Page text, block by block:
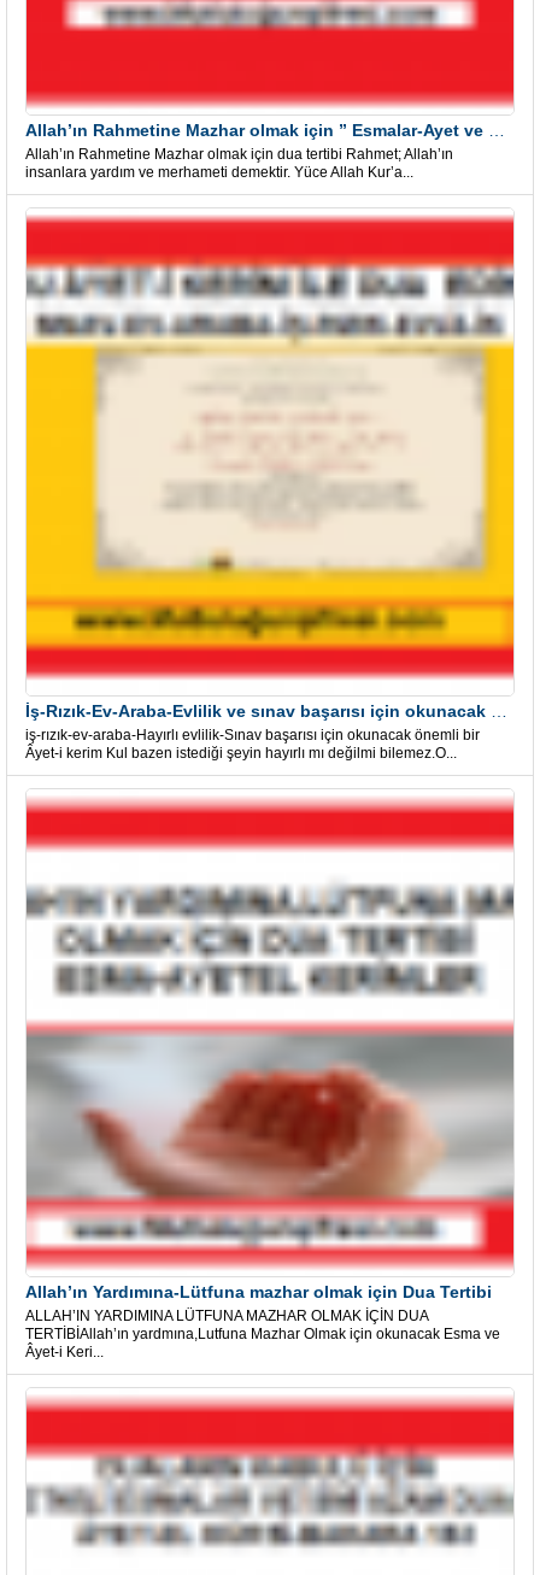
Allah’ın Rahmetine Mazhar olmak için dua tertibi Rahmet; Allah’ın
insanlara yardım ve merhameti demektir. Yüce Allah Kur’a...
iş-rızık-ev-araba-Hayırlı evlilik-Sınav başarısı için okunacak önemli bir
Âyet-i kerim Kul bazen istediği şeyin hayırlı mı değilmi bilemez.O...
Allah’ın Yardımına-Lütfuna mazhar olmak için Dua Tertibi
ALLAH’IN YARDIMINA LÜTFUNA MAZHAR OLMAK İÇİN DUA
TERTİBİAllah’ın yardmına,Lutfuna Mazhar Olmak için okunacak Esma ve
Âyet-i Keri...